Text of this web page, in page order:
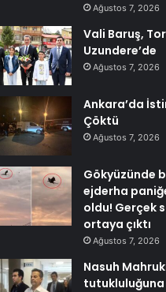
Ağustos 7, 2026
Vali Baruş,
Uzundere’de
Ağustos 7, 2026
Ankara’da
Çöktü
Ağustos 7, 2026
Gökyüzünde
ejderha
oldu! Gerçek
ortaya çıktı
Ağustos 7, 2026
Nasuh